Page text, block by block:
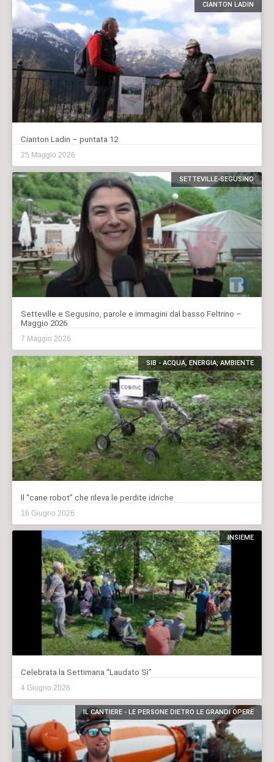
CIANTON LADIN
Cianton Ladin – puntata 12
25 Maggio 2026
SETTEVILLE-SEGUSINO
Setteville e Segusino, parole e immagini dal basso Feltrino –
Maggio 2026
7 Maggio 2026
SIB - ACQUA, ENERGIA, AMBIENTE
Il “cane robot” che rileva le perdite idriche
16 Giugno 2026
INSIEME
Celebrata la Settimana “Laudato Sì”
4 Giugno 2026
IL CANTIERE - LE PERSONE DIETRO LE GRANDI OPERE